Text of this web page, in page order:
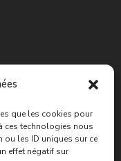
que les cookies pour
ces technologies nous
ou les ID uniques sur ce
effet négatif sur